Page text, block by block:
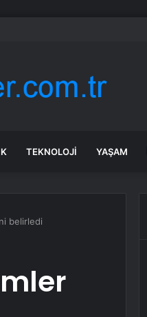
TEKNOLOJI YAŞAM
belirledi